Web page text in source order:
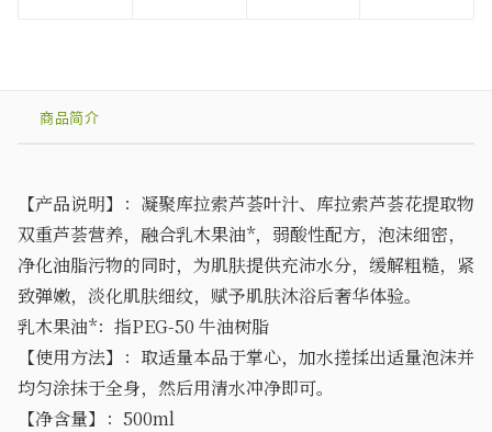
商品简介
【产品说明】：凝聚库拉索芦荟叶汁、库拉索芦荟花提取物
双重芦荟营养，融合乳木果油*，弱酸性配方，泡沫细密，
净化油脂污物的同时，为肌肤提供充沛水分，缓解粗糙，紧
致弹嫩，淡化肌肤细纹，赋予肌肤沐浴后奢华体验。
乳木果油*：指PEG-50 牛油树脂
【使用方法】：取适量本品于掌心，加水搓揉出适量泡沫并
均匀涂抹于全身，然后用清水冲净即可。
【净含量】： 500ml